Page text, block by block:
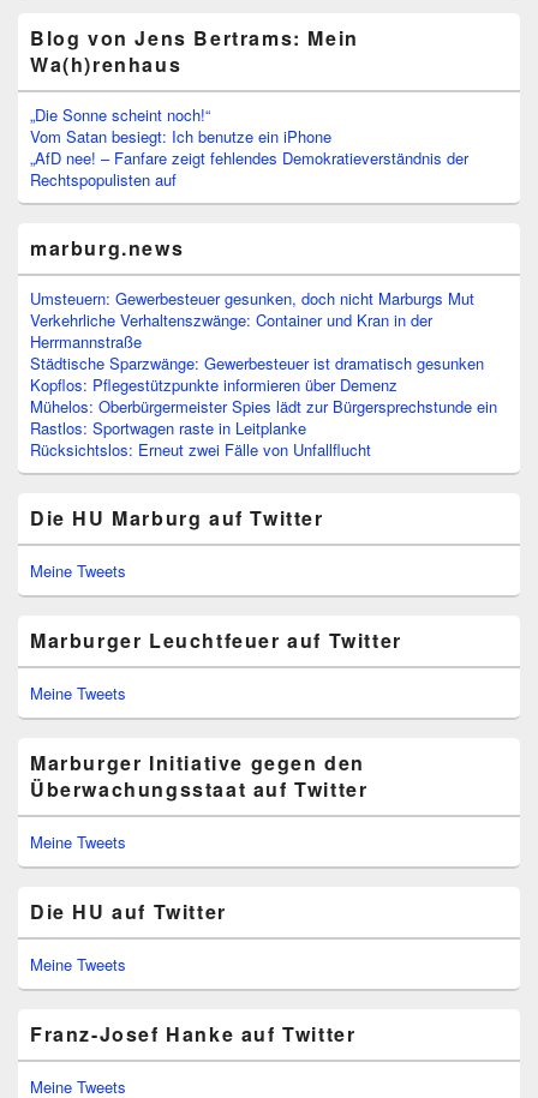
Blog von Jens Bertrams: Mein
Wa(h)renhaus
„Die Sonne scheint noch!“
Vom Satan besiegt: Ich benutze ein iPhone
„AfD nee! – Fanfare zeigt fehlendes Demokratieverständnis der
Rechtspopulisten auf
marburg.news
Umsteuern: Gewerbesteuer gesunken, doch nicht Marburgs Mut
Verkehrliche Verhaltenszwänge: Container und Kran in der
Herrmannstraße
Städtische Sparzwänge: Gewerbesteuer ist dramatisch gesunken
Kopflos: Pflegestützpunkte informieren über Demenz
Mühelos: Oberbürgermeister Spies lädt zur Bürgersprechstunde ein
Rastlos: Sportwagen raste in Leitplanke
Rücksichtslos: Erneut zwei Fälle von Unfallflucht
Die HU Marburg auf Twitter
Meine Tweets
Marburger Leuchtfeuer auf Twitter
Meine Tweets
Marburger Initiative gegen den
Überwachungsstaat auf Twitter
Meine Tweets
Die HU auf Twitter
Meine Tweets
Franz-Josef Hanke auf Twitter
Meine Tweets